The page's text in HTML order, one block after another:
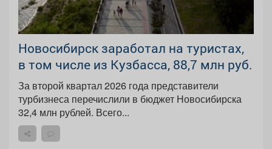
Новосибирск заработал на туристах,
в том числе из Кузбасса, 88,7 млн руб.
За второй квартал 2026 года представители
турбизнеса перечислили в бюджет Новосибирска
32,4 млн рублей. Всего...